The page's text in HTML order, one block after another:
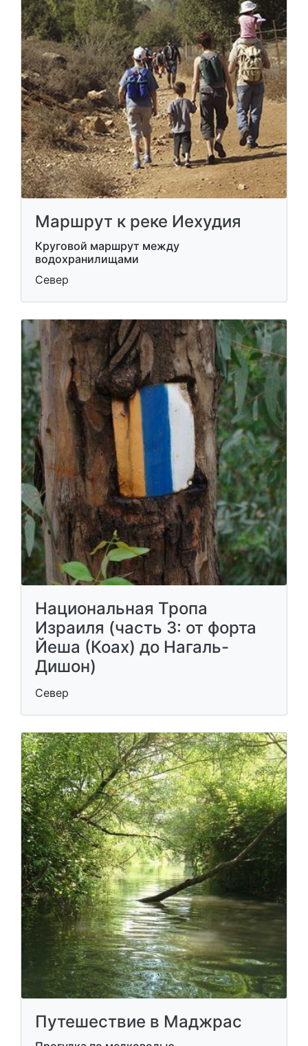
Маршрут к реке Иехудия
Круговой маршрут между
водохранилищами
Север
Национальная Тропа
Израиля (часть 3: от форта
Йеша (Коах) до Нагаль-
Дишон)
Север
Путешествие в Маджрас